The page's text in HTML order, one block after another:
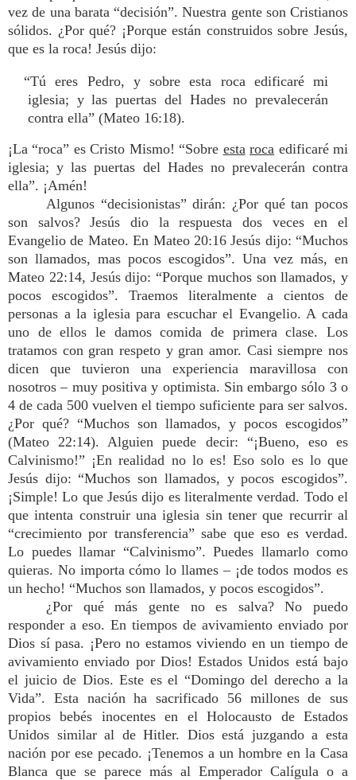
vez de una barata “decisión”. Nuestra gente son Cristianos
sólidos. ¿Por qué? ¡Porque están construidos sobre Jesús,
que es la roca! Jesús dijo:
“Tú eres Pedro, y sobre esta roca edificaré mi
iglesia; y las puertas del Hades no prevalecerán
contra ella” (Mateo 16:18).
¡La “roca” es Cristo Mismo! “Sobre esta roca edificaré mi
iglesia; y las puertas del Hades no prevalecerán contra
ella”. ¡Amén!
Algunos “decisionistas” dirán: ¿Por qué tan pocos
son salvos? Jesús dio la respuesta dos veces en el
Evangelio de Mateo. En Mateo 20:16 Jesús dijo: “Muchos
son llamados, mas pocos escogidos”. Una vez más, en
Mateo 22:14, Jesús dijo: “Porque muchos son llamados, y
pocos escogidos”. Traemos literalmente a cientos de
personas a la iglesia para escuchar el Evangelio. A cada
uno de ellos le damos comida de primera clase. Los
tratamos con gran respeto y gran amor. Casi siempre nos
dicen que tuvieron una experiencia maravillosa con
nosotros – muy positiva y optimista. Sin embargo sólo 3 o
4 de cada 500 vuelven el tiempo suficiente para ser salvos.
¿Por qué? “Muchos son llamados, y pocos escogidos”
(Mateo 22:14). Alguien puede decir: “¡Bueno, eso es
Calvinismo!” ¡En realidad no lo es! Eso solo es lo que
Jesús dijo: “Muchos son llamados, y pocos escogidos”.
¡Simple! Lo que Jesús dijo es literalmente verdad. Todo el
que intenta construir una iglesia sin tener que recurrir al
“crecimiento por transferencia” sabe que eso es verdad.
Lo puedes llamar “Calvinismo”. Puedes llamarlo como
quieras. No importa cómo lo llames – ¡de todos modos es
un hecho! “Muchos son llamados, y pocos escogidos”.
¿Por qué más gente no es salva? No puedo
responder a eso. En tiempos de avivamiento enviado por
Dios sí pasa. ¡Pero no estamos viviendo en un tiempo de
avivamiento enviado por Dios! Estados Unidos está bajo
el juicio de Dios. Este es el “Domingo del derecho a la
Vida”. Esta nación ha sacrificado 56 millones de sus
propios bebés inocentes en el Holocausto de Estados
Unidos similar al de Hitler. Dios está juzgando a esta
nación por ese pecado. ¡Tenemos a un hombre en la Casa
Blanca que se parece más al Emperador Calígula o a